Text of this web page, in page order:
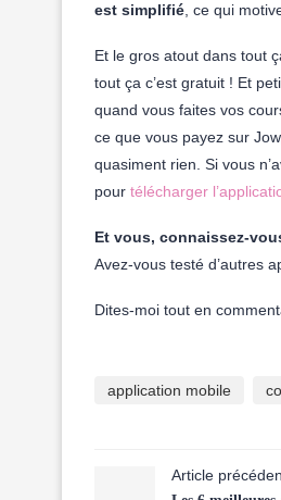
est simplifié , ce qui
Et le gros atout dans tout
tout ça c’est gratuit ! Et
quand vous faites vos
ce que vous payez sur
quasiment rien. Si vous
pour télécharger
Et vous, connaissez-
Avez-vous testé d’autres
Dites-moi tout en
application mobile
Article